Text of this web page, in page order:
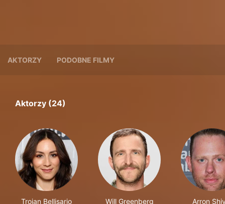
AKTORZY PODOBNE FILMY
Aktorzy (24)
Troian Bellisario
Will Greenberg
Arron